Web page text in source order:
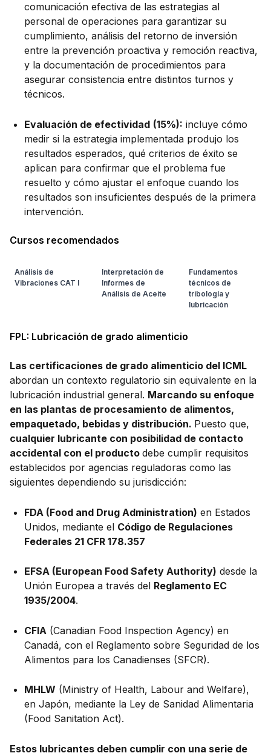
comunicación efectiva de las estrategias al
personal de operaciones para garantizar su
cumplimiento, análisis del retorno de inversión
entre la prevención proactiva y remoción reactiva,
y la documentación de procedimientos para
asegurar consistencia entre distintos turnos y
técnicos.
Evaluación de efectividad (15%): incluye cómo
medir si la estrategia implementada produjo los
resultados esperados, qué criterios de éxito se
aplican para confirmar que el problema fue
resuelto y cómo ajustar el enfoque cuando los
resultados son insuficientes después de la primera
intervención.
Cursos recomendados
Análisis de
Vibraciones CAT I
Interpretación de
Informes de
Análisis de Aceite
Fundamentos
técnicos de
tribología y
lubricación
FPL: Lubricación de grado alimenticio
Las certificaciones de grado alimenticio del ICML
abordan un contexto regulatorio sin equivalente en la
lubricación industrial general. Marcando su enfoque
en las plantas de procesamiento de alimentos,
empaquetado, bebidas y distribución. Puesto que,
cualquier lubricante con posibilidad de contacto
accidental con el producto debe cumplir requisitos
establecidos por agencias reguladoras como las
siguientes dependiendo su jurisdicción:
FDA (Food and Drug Administration) en Estados
Unidos, mediante el Código de Regulaciones
Federales 21 CFR 178.357
EFSA (European Food Safety Authority) desde la
Unión Europea a través del Reglamento EC
1935/2004.
CFIA (Canadian Food Inspection Agency) en
Canadá, con el Reglamento sobre Seguridad de los
Alimentos para los Canadienses (SFCR).
MHLW (Ministry of Health, Labour and Welfare),
en Japón, mediante la Ley de Sanidad Alimentaria
(Food Sanitation Act).
Estos lubricantes deben cumplir con una serie de